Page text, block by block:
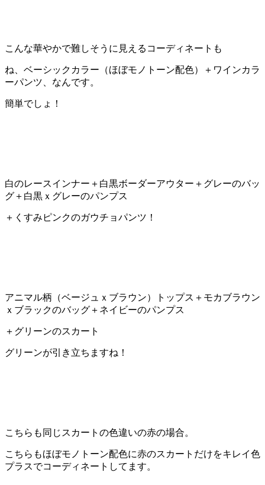
こんな華やかで難しそうに見えるコーディネートも
ね、ベーシックカラー（ほぼモノトーン配色）＋ワインカラ
ーパンツ、なんです。
簡単でしょ！
白のレースインナー＋白黒ボーダーアウター＋グレーのバッ
グ＋白黒ｘグレーのパンプス
＋くすみピンクのガウチョパンツ！
アニマル柄（ベージュｘブラウン）トップス＋モカブラウン
ｘブラックのバッグ＋ネイビーのパンプス
＋グリーンのスカート
グリーンが引き立ちますね！
こちらも同じスカートの色違いの赤の場合。
こちらもほぼモノトーン配色に赤のスカートだけをキレイ色
プラスでコーディネートしてます。